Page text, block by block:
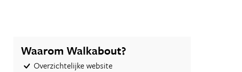
Waarom Walkabout?
Overzichtelijke website